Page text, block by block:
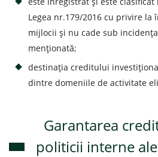
Legea nr.179/2016 cu privire
mijlocii și nu cade sub
menționată;
destinația creditului
dintre domeniile de activitate
Garantarea
politicii interne